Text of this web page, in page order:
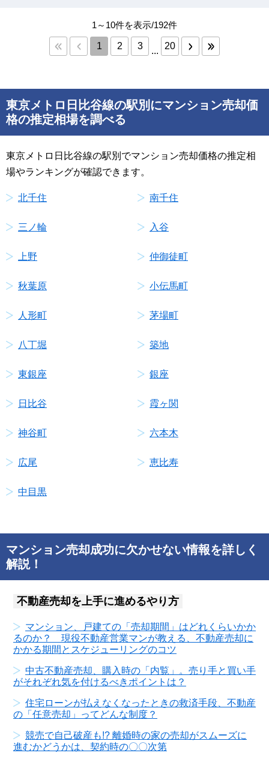
1～10件を表示/192件
1 2 3 ... 20
東京メトロ日比谷線の駅別にマンション売却価
格の推定相場を調べる
東京メトロ日比谷線の駅別でマンション売却価格の推定相
場やランキングが確認できます。
北千住 南千住
三ノ輪 入谷
上野 仲御徒町
秋葉原 小伝馬町
人形町 茅場町
八丁堀 築地
東銀座 銀座
日比谷 霞ヶ関
神谷町 六本木
広尾 恵比寿
中目黒
マンション売却成功に欠かせない情報を詳しく
解説！
不動産売却を上手に進めるやり方
マンション、戸建ての「売却期間」はどれくらいかか
るのか？ 現役不動産営業マンが教える、不動産売却に
かかる期間とスケジューリングのコツ
中古不動産売却、購入時の「内覧」。売り手と買い手
がそれぞれ気を付けるべきポイントは？
住宅ローンが払えなくなったときの救済手段、不動産
の「任意売却」ってどんな制度？
競売で自己破産も!? 離婚時の家の売却がスムーズに
進むかどうかは、契約時の〇〇次第